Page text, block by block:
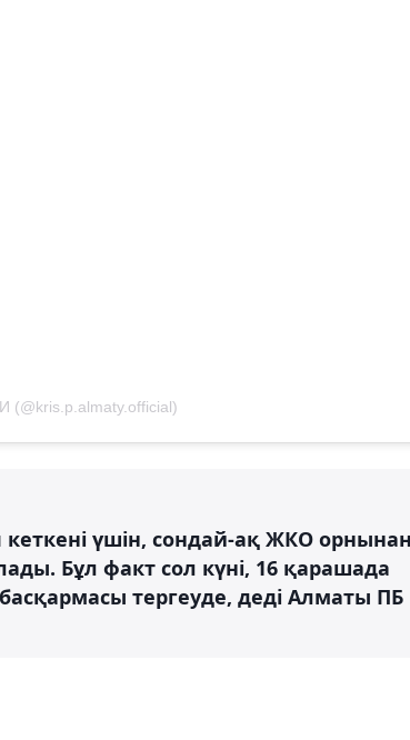
(@kris.p.almaty.official)
кеткені үшін, сондай-ақ ЖКО
Бұл факт сол күні, 16 қарашада
тергеуде, деді Алматы ПБ